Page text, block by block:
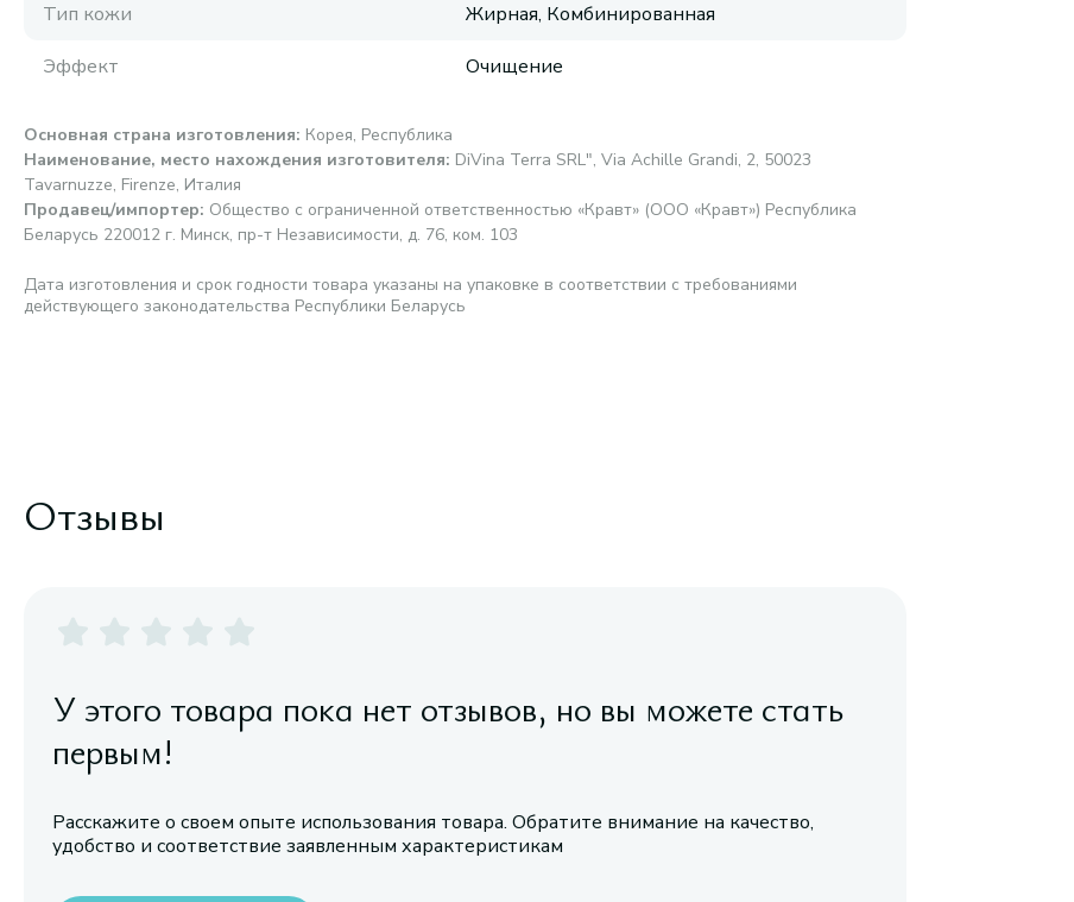
Тип кожи
Жирная, Комбинированная
Эффект
Очищение
Основная страна изготовления: Корея, Республика
Наименование, место нахождения изготовителя: DiVina Terra SRL", Via Achille Grandi, 2, 50023
Tavarnuzze, Firenze, Италия
Продавец/импортер: Общество с ограниченной ответственностью «Кравт» (ООО «Кравт») Республика
Беларусь 220012 г. Минск, пр-т Независимости, д. 76, ком. 103
Дата изготовления и срок годности товара указаны на упаковке в соответствии с требованиями
действующего законодательства Республики Беларусь
Отзывы
У этого товара пока нет отзывов, но вы можете стать
первым!
Расскажите о своем опыте использования товара. Обратите внимание на качество,
удобство и соответствие заявленным характеристикам